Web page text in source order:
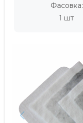
Фасовка:
1 шт